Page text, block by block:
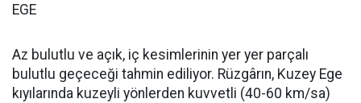
EGE
Az bulutlu ve açık, iç kesimlerinin yer yer parçalı
bulutlu geçeceği tahmin ediliyor. Rüzgârın, Kuzey Ege
kıyılarında kuzeyli yönlerden kuvvetli (40-60 km/sa)